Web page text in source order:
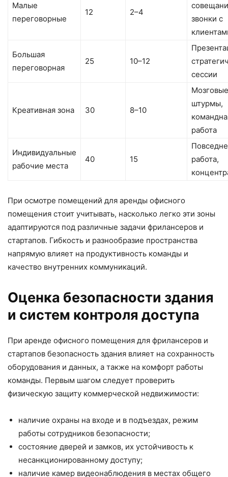
Малые
переговорные
12 2–4
звонки с
Большая
переговорная
25 10–12
сессии
Креативная зона 30 8–10
Мозговые
штурмы,
работа
Индивидуальные
рабочие места
40 15
работа,
При осмотре помещений для аренды офисного
помещения стоит учитывать, насколько легко эти зоны
адаптируются под различные задачи фрилансеров и
стартапов. Гибкость и разнообразие пространства
напрямую влияет на продуктивность команды и
качество внутренних коммуникаций.
Оценка безопасности здания
и систем контроля доступа
При аренде офисного помещения для фрилансеров и
стартапов безопасность здания влияет на сохранность
оборудования и данных, а также на комфорт работы
команды. Первым шагом следует проверить
физическую защиту коммерческой недвижимости:
наличие охраны на входе и в подъездах, режим
работы сотрудников безопасности;
состояние дверей и замков, их устойчивость к
несанкционированному доступу;
наличие камер видеонаблюдения в местах общего